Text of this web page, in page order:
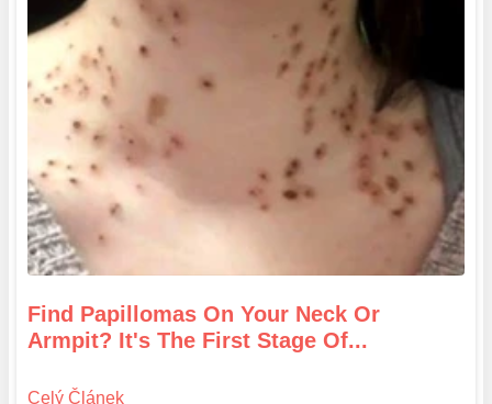
Find Papillomas On Your Neck Or
Armpit? It's The First Stage Of...